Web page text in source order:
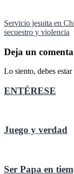
Navegación
de
entradas
Servicio jesuita en
secuestro y violencia
Deja un
Lo siento, debes estar
ENTÉRESE
Juego y verdad
Ser Papa en